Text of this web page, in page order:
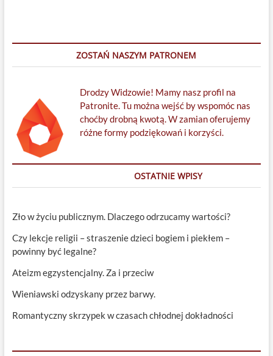
ZOSTAŃ NASZYM PATRONEM
Drodzy Widzowie! Mamy nasz profil na
Patronite. Tu można wejść by wspomóc nas
choćby drobną kwotą. W zamian oferujemy
różne formy podziękowań i korzyści.
OSTATNIE WPISY
Zło w życiu publicznym. Dlaczego odrzucamy wartości?
Czy lekcje religii – straszenie dzieci bogiem i piekłem –
powinny być legalne?
Ateizm egzystencjalny. Za i przeciw
Wieniawski odzyskany przez barwy.
Romantyczny skrzypek w czasach chłodnej dokładności